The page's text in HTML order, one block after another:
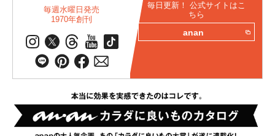
毎週水曜日発売
1970年創刊
毎日更新！ 公式サイトはこ
ちら
anan